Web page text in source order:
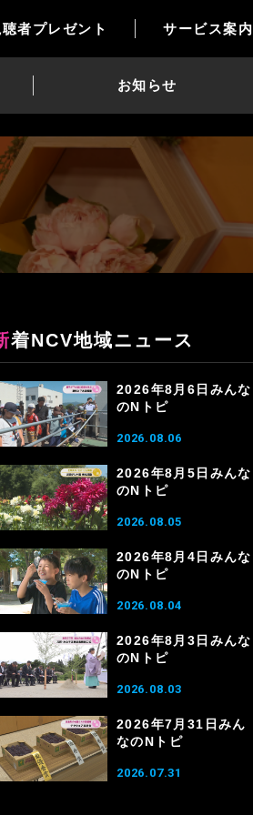
者プレゼント サービス案内
お知らせ
新着NCV地域ニュース
2026年8月6日みんな
のNトピ
2026.08.06
2026年8月5日みんな
のNトピ
2026.08.05
2026年8月4日みんな
のNトピ
2026.08.04
2026年8月3日みんな
のNトピ
2026.08.03
2026年7月31日みん
なのNトピ
2026.07.31